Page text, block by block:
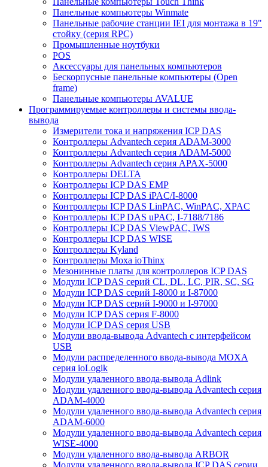
Панельные компьютеры Winmate
Панельные рабочие станции IEI для монтажа в 19"
стойку (серия RPC)
Промышленные ноутбуки
POS
Аксессуары для панельных компьютеров
Бескорпусные панельные компьютеры (Open
frame)
Панельные компьютеры AVALUE
Программируемые контроллеры и системы ввода-
вывода
Измерители тока и напряжения ICP DAS
Контроллеры Advantech серия ADAM-3000
Контроллеры Advantech серия ADAM-5000
Контроллеры Advantech серия APAX-5000
Контроллеры DELTA
Контроллеры ICP DAS EMP
Контроллеры ICP DAS iPAC/I-8000
Контроллеры ICP DAS LinPAC, WinPAC, XPAC
Контроллеры ICP DAS uPAC, I-7188/7186
Контроллеры ICP DAS ViewPAC, IWS
Контроллеры ICP DAS WISE
Контроллеры Kyland
Контроллеры Moxa ioThinx
Мезонинные платы для контроллеров ICP DAS
Модули ICP DAS серий CL, DL, LC, PIR, SC, SG
Модули ICP DAS серий I-8000 и I-87000
Модули ICP DAS серий I-9000 и I-97000
Модули ICP DAS серия F-8000
Модули ICP DAS серия USB
Модули ввода-вывода Advantech с интерфейсом
USB
Модули распределенного ввода-вывода MOXA
серия ioLogik
Модули удаленного ввода-вывода Adlink
Модули удаленного ввода-вывода Advantech серия
ADAM-4000
Модули удаленного ввода-вывода Advantech серия
ADAM-6000
Модули удаленного ввода-вывода Advantech серия
WISE-4000
Модули удаленного ввода-вывода ARBOR
Модули удаленного ввода-вывода ICP DAS серии